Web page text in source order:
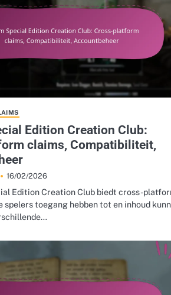
Edition Creation Club:
claims, Compatibiliteit,
16/02/2026
Edition Creation Club biedt cross-
spelers toegang hebben tot en inhoud